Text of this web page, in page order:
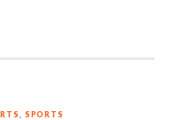
SPORTS